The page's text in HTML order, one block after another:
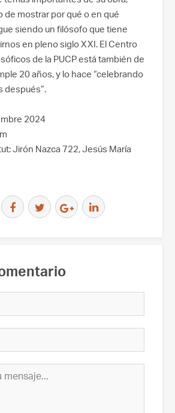
de mostrar por qué o en qué
siendo un filósofo que tiene
en pleno siglo XXI. El Centro
de la PUCP está también de
20 años, y lo hace “celebrando
después”.
2024
Jirón Nazca 722, Jesús María